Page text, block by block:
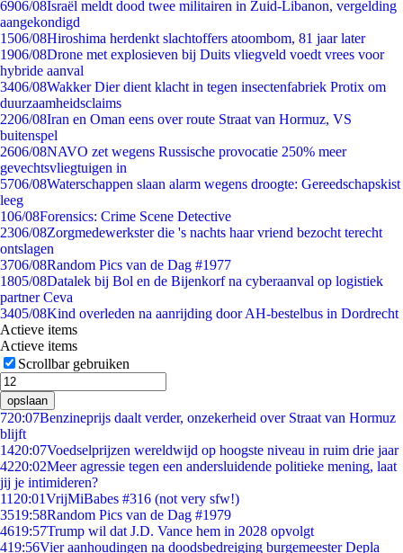
6906/08Israël meldt dood twee militairen in Zuid-Libanon, vergelding
aangekondigd
1506/08Hiroshima herdenkt slachtoffers atoombom, 81 jaar later
1906/08Drone met explosieven bij Duits vliegveld voedt vrees voor
hybride aanval
3406/08Wakker Dier dient klacht in tegen insectenfabriek Protix om
duurzaamheidsclaims
2206/08Iran en Oman eens over route Straat van Hormuz, VS
buitenspel
2606/08NAVO zet wegens Russische provocatie 250% meer
gevechtsvliegtuigen in
5706/08Waterschappen slaan alarm wegens droogte: Gereedschapskist
leeg
106/08Forensics: Crime Scene Detective
2306/08Zorgmedewerkster die 's nachts haar vriend bezocht terecht
ontslagen
3706/08Random Pics van de Dag #1977
1805/08Datalek bij Bol en de Bijenkorf na cyberaanval op logistiek
partner Ceva
3405/08Kind overleden na aanrijding door AH-bestelbus in Dordrecht
Actieve items
Actieve items
Scrollbar gebruiken
opslaan
720:07Benzineprijs daalt verder, onzekerheid over Straat van Hormuz
blijft
1420:07Voedselprijzen wereldwijd op hoogste niveau in ruim drie jaar
4220:02Meer agressie tegen een andersluidende politieke mening, laat
jij je intimideren?
11 20:01VrijMiBabes #316 (not very sfw!)
3519:58Random Pics van de Dag #1979
4619:57Trump wil dat J.D. Vance hem in 2028 opvolgt
419:56Vier aanhoudingen na doodsbedreiging burgemeester Depla